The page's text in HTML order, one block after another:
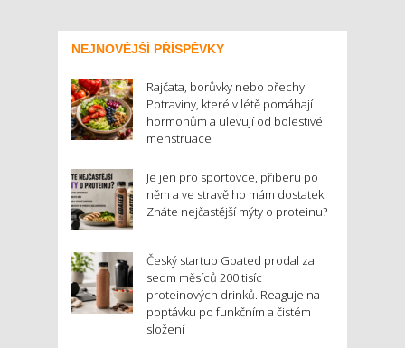
NEJNOVĚJŠÍ PŘÍSPĚVKY
Rajčata, borůvky nebo ořechy.
Potraviny, které v létě pomáhají
hormonům a ulevují od bolestivé
menstruace
Je jen pro sportovce, přiberu po
něm a ve stravě ho mám dostatek.
Znáte nejčastější mýty o proteinu?
Český startup Goated prodal za
sedm měsíců 200 tisíc
proteinových drinků. Reaguje na
poptávku po funkčním a čistém
složení